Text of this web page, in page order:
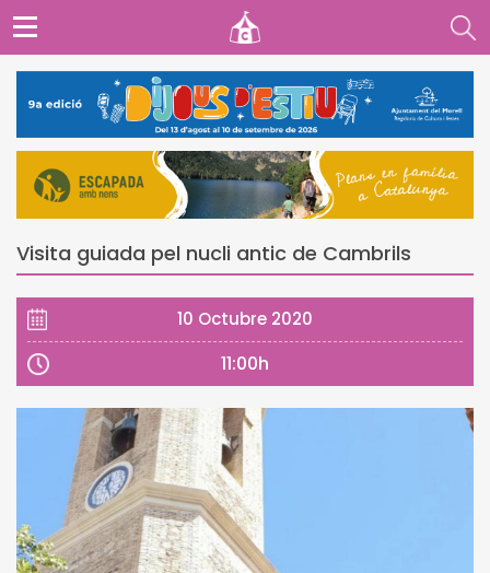
Visita guiada pel nucli antic de Cambrils
10 Octubre 2020
11:00h